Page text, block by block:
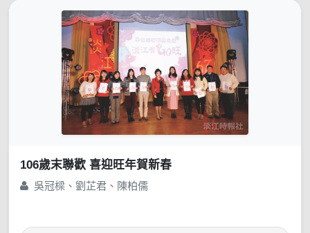
106歲末聯歡 喜迎旺年賀新春
吳冠樑、劉芷君、陳柏儒